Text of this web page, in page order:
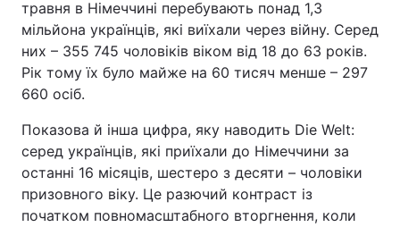
Зброя Інциденти
Здоров'я Туризм
Цікавинки
Регіони
Лонгріди
травня в Німеччині перебувають понад 1,3
мільйона українців, які виїхали через війну. Серед
них – 355 745 чоловіків віком від 18 до 63 років.
Рік тому їх було майже на 60 тисяч менше – 297
660 осіб.
Показова й інша цифра, яку наводить Die Welt:
серед українців, які приїхали до Німеччини за
останні 16 місяців, шестеро з десяти – чоловіки
призовного віку. Це разючий контраст із
початком повномасштабного вторгнення, коли